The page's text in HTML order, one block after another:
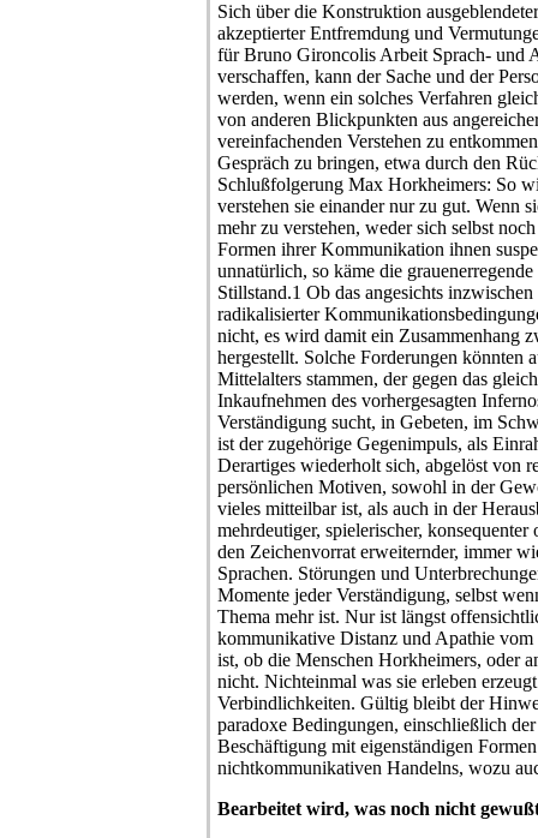
Sich über die Konstruktion
akzeptierter Entfremdung und
für Bruno Gironcolis Arbeit Sprach- und
verschaffen, kann der Sache und der
werden, wenn ein solches Verfahren
von anderen Blickpunkten aus
vereinfachenden Verstehen zu
Gespräch zu bringen, etwa durch den
Schlußfolgerung Max Horkheimers: So
verstehen sie einander nur zu gut. Wenn
mehr zu verstehen, weder sich selbst
Formen ihrer Kommunikation ihnen
unnatürlich, so käme die
Stillstand.1 Ob das angesichts inzwischen
radikalisierter
nicht, es wird damit ein Zusammenhang
hergestellt. Solche Forderungen könnten
Mittelalters stammen, der gegen das
Inkaufnehmen des vorhergesagten
Verständigung sucht, in Gebeten, im
ist der zugehörige Gegenimpuls, als
Derartiges wiederholt sich, abgelöst von
persönlichen Motiven, sowohl in der
vieles mitteilbar ist, als auch in der
mehrdeutiger, spielerischer,
den Zeichenvorrat erweiternder, immer
Sprachen. Störungen und
Momente jeder Verständigung, selbst
Thema mehr ist. Nur ist längst
kommunikative Distanz und Apathie
ist, ob die Menschen Horkheimers, oder
nicht. Nichteinmal was sie erleben
Verbindlichkeiten. Gültig bleibt der
paradoxe Bedingungen, einschließlich
Beschäftigung mit eigenständigen
nichtkommunikativen Handelns, wozu
Bearbeitet wird, was noch nicht